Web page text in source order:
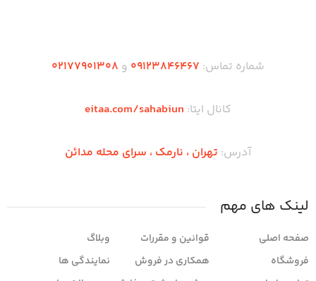
شماره تماس: ۰۹۱۲۳846467 و ۰2۱77901308
کانال ایتا: eitaa.com/sahabiun
آدرس: تهران ،‌ نارمک ، سرای محله مدائن
لینک های مهم
صفحه اصلی
فروشگاه
قوانین و مقررات
همکاری در فروش
وبلاگ
نمایندگی ها